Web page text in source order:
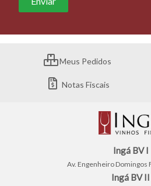
Meus Pedidos
Notas Fiscais
Ingá BV I
Av. Engenheiro Domingos
Ingá BV II